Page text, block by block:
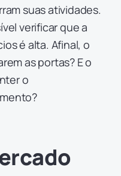
suas atividades.
verificar que a
é alta. Afinal, o
as portas? E o
o